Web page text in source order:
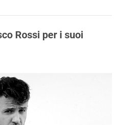
Rossi per i suoi